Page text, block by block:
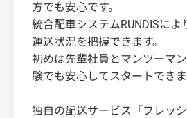
方でも安心です。
統合配車システムRUNDISによ
運送状況を把握できます。
初めは先輩社員とマンツーマ
験でも安心してスタートできま
独自の配送サービス「フレッ